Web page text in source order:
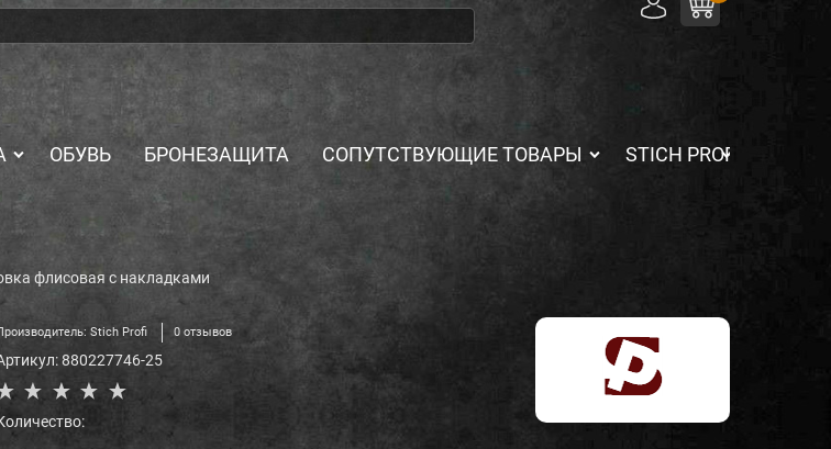
ОБУВЬ БРОНЕЗАЩИТА СОПУТСТВУЮЩИЕ ТОВАРЫ STICH PROFI
флисовая с накладками
Stich Profi 0 отзывов
880227746-25